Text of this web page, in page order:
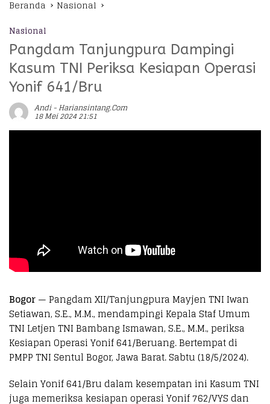
Beranda Nasional
Nasional
Pangdam Tanjungpura Dampingi
Kasum TNI Periksa Kesiapan Operasi
Yonif 641/Bru
Andi - Hariansintang.com
18 Mei 2024 21:51
Bogor— Pangdam XII/Tanjungpura Mayjen TNI Iwan
Setiawan, S.E., M.M., mendampingi Kepala Staf Umum
TNI Letjen TNI Bambang Ismawan, S.E., M.M., periksa
Kesiapan Operasi Yonif 641/Beruang. Bertempat di
PMPP TNI Sentul Bogor, Jawa Barat. Sabtu (18/5/2024).
Selain Yonif 641/Bru dalam kesempatan ini Kasum TNI
juga memeriksa kesiapan operasi Yonif 762/VYS dan